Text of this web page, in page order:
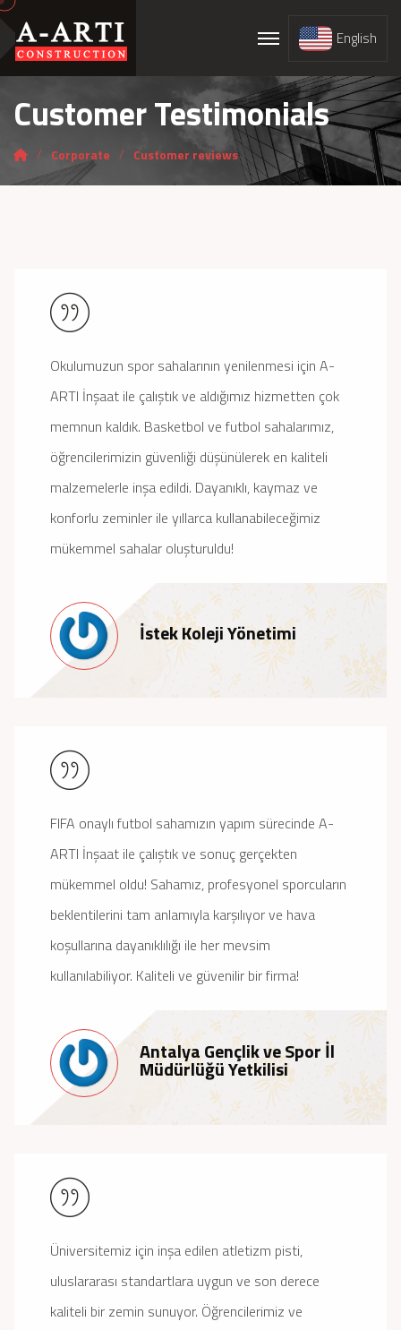
English
Customer Testimonials
Corporate Customer reviews
Okulumuzun spor sahalarının yenilenmesi için A-
ARTI İnşaat ile çalıştık ve aldığımız hizmetten çok
memnun kaldık. Basketbol ve futbol sahalarımız,
öğrencilerimizin güvenliği düşünülerek en kaliteli
malzemelerle inşa edildi. Dayanıklı, kaymaz ve
konforlu zeminler ile yıllarca kullanabileceğimiz
mükemmel sahalar oluşturuldu!
İstek Koleji Yönetimi
FIFA onaylı futbol sahamızın yapım sürecinde A-
ARTI İnşaat ile çalıştık ve sonuç gerçekten
mükemmel oldu! Sahamız, profesyonel sporcuların
beklentilerini tam anlamıyla karşılıyor ve hava
koşullarına dayanıklılığı ile her mevsim
kullanılabiliyor. Kaliteli ve güvenilir bir firma!
Antalya Gençlik ve Spor İl
Müdürlüğü Yetkilisi
Üniversitemiz için inşa edilen atletizm pisti,
uluslararası standartlara uygun ve son derece
kaliteli bir zemin sunuyor. Öğrencilerimiz ve